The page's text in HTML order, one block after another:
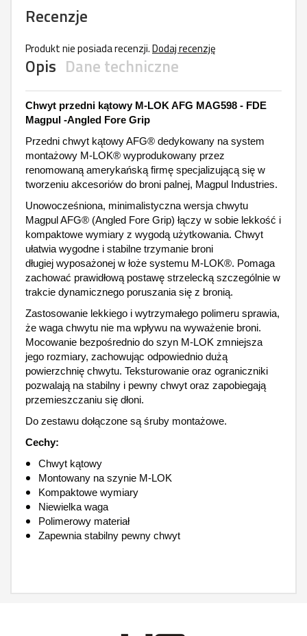
Recenzje
Produkt nie posiada recenzji.Dodaj recenzję
Opis Dane techniczne
Chwyt przedni kątowy M-LOK AFG MAG598 - FDE
Magpul -Angled Fore Grip
Przedni chwyt kątowy AFG® dedykowany na system
montażowy M-LOK® wyprodukowany przez
renomowaną amerykańską firmę specjalizującą się w
tworzeniu akcesoriów do broni palnej, Magpul Industries.
Unowocześniona, minimalistyczna wersja chwytu
Magpul AFG® (Angled Fore Grip) łączy w sobie lekkość i
kompaktowe wymiary z wygodą użytkowania. Chwyt
ułatwia wygodne i stabilne trzymanie broni
długiej wyposażonej w łoże systemu M-LOK®. Pomaga
zachować prawidłową postawę strzelecką szczególnie w
trakcie dynamicznego poruszania się z bronią.
Zastosowanie lekkiego i wytrzymałego polimeru sprawia,
że waga chwytu nie ma wpływu na wyważenie broni.
Mocowanie bezpośrednio do szyn M-LOK zmniejsza
jego rozmiary, zachowując odpowiednio dużą
powierzchnię chwytu. Teksturowanie oraz ograniczniki
pozwalają na stabilny i pewny chwyt oraz zapobiegają
przemieszczaniu się dłoni.
Do zestawu dołączone są śruby montażowe.
Cechy:
Chwyt kątowy
Montowany na szynie M-LOK
Kompaktowe wymiary
Niewielka waga
Polimerowy materiał
Zapewnia stabilny pewny chwyt